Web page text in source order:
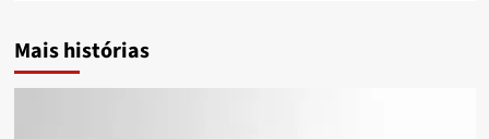
Mais histórias